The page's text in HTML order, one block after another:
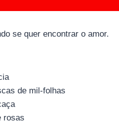
se quer encontrar o amor.
de mil-folhas
rosas